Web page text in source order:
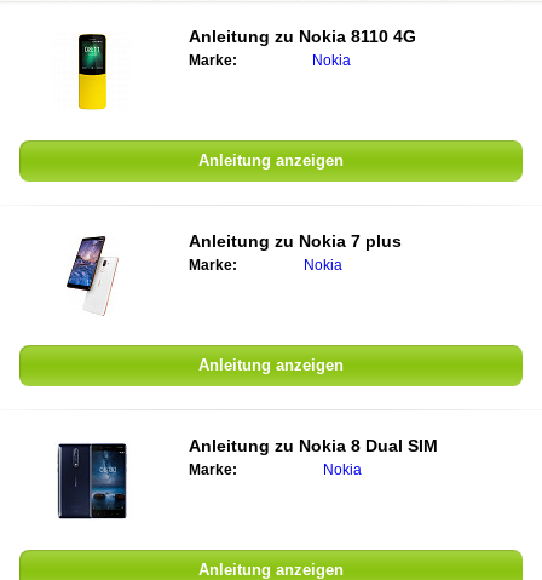
Anleitung zu Nokia 8110 4G
Marke: Nokia
Anleitung anzeigen
Anleitung zu Nokia 7 plus
Marke: Nokia
Anleitung anzeigen
Anleitung zu Nokia 8 Dual SIM
Marke: Nokia
Anleitung anzeigen